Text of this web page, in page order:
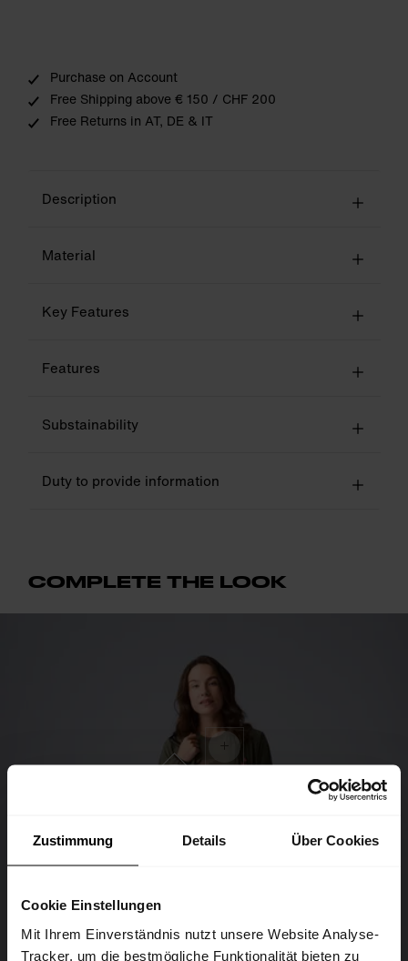
Zustimmung Details Über Cookies
Cookie Einstellungen
Mit Ihrem Einverständnis nutzt unsere Website Analyse-
Tracker, um die bestmögliche Funktionalität bieten zu
Purchase on Account
Free Shipping above € 150 / CHF 200
Free Returns in AT, DE & IT
Description
Material
Key Features
Features
Substainability
Duty to provide information
COMPLETE THE LOOK